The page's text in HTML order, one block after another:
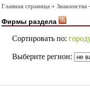
Главная страница Знакомства
Фирмы раздела
Сортировать по:
Выберите регион: